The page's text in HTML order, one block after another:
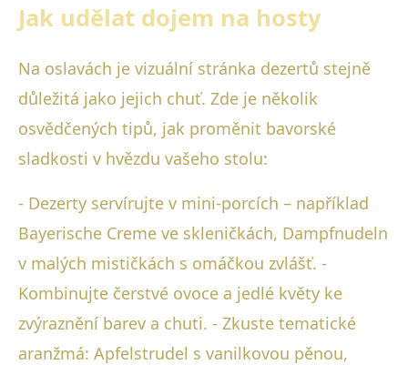
Jak udělat dojem na hosty
Na oslavách je vizuální stránka dezertů stejně
důležitá jako jejich chuť. Zde je několik
osvědčených tipů, jak proměnit bavorské
sladkosti v hvězdu vašeho stolu:
- Dezerty servírujte v mini-porcích – například
Bayerische Creme ve skleničkách, Dampfnudeln
v malých mističkách s omáčkou zvlášť. -
Kombinujte čerstvé ovoce a jedlé květy ke
zvýraznění barev a chuti. - Zkuste tematické
aranžmá: Apfelstrudel s vanilkovou pěnou,